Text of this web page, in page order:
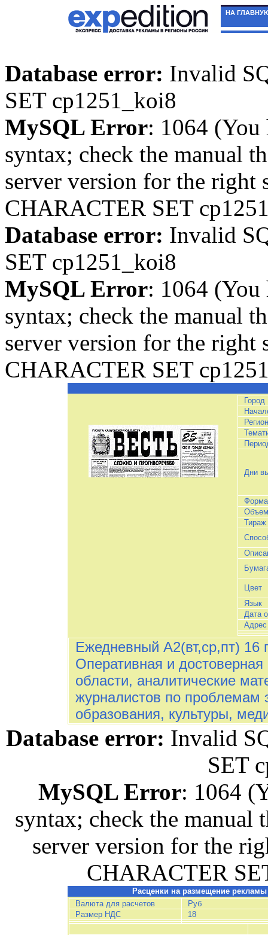
НА
Database error: Invalid
SET cp1251_koi8
MySQL Error: 1064 (You
syntax; check the manual
server version for the right
CHARACTER SET
Database error: Invalid
SET cp1251_koi8
MySQL Error: 1064 (You
syntax; check the manual
server version for the right
CHARACTER SET
Город
Регион
Дни
Объем
Тираж
Цвет
Язык
Дата
Адрес
Ежедневный А2(вт,ср,пт) 16
Оперативная и
области, аналитические
журналистов по проблемам
образования, культуры,
Database error: Invalid
SET
MySQL Error: 1064
syntax; check the manual
server version for the
CHARACTER
Расценки на размещение рекламы
Валюта для расчетов
Руб
Размер НДС
18